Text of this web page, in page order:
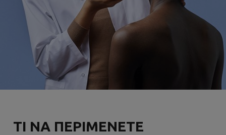
ΤΙ ΝΑ ΠΕΡΙΜΕΝΕΤΕ